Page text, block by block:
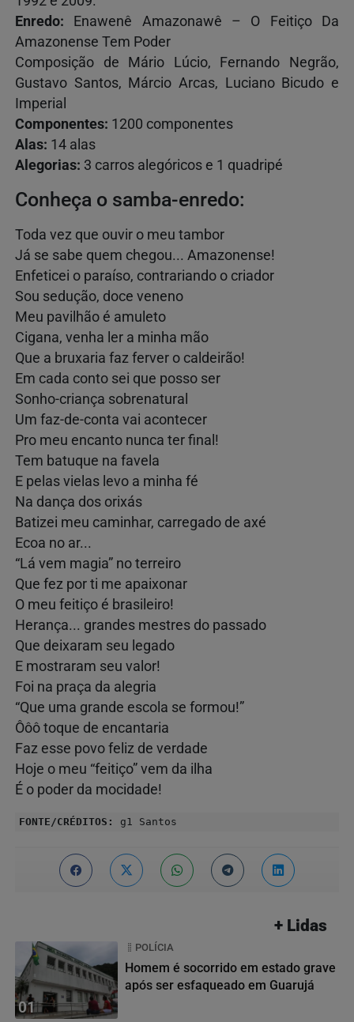
Enredo:
Enawenê Amazonawê – O Feitiço Da
Amazonense Tem Poder
Composição de Mário Lúcio, Fernando Negrão,
Gustavo Santos, Márcio Arcas, Luciano Bicudo e
Imperial
Componentes: 1200 componentes
Alas: 14 alas
Alegorias: 3 carros alegóricos e 1 quadripé
Conheça o samba-enredo:
Toda vez que ouvir o meu tambor
Já se sabe quem chegou... Amazonense!
Enfeticei o paraíso, contrariando o criador
Sou sedução, doce veneno
Meu pavilhão é amuleto
Cigana, venha ler a minha mão
Que a bruxaria faz ferver o caldeirão!
Em cada conto sei que posso ser
Sonho-criança sobrenatural
Um faz-de-conta vai acontecer
Pro meu encanto nunca ter final!
Tem batuque na favela
E pelas vielas levo a minha fé
Na dança dos orixás
Batizei meu caminhar, carregado de axé
Ecoa no ar...
“Lá vem magia” no terreiro
Que fez por ti me apaixonar
O meu feitiço é brasileiro!
Herança... grandes mestres do passado
Que deixaram seu legado
E mostraram seu valor!
Foi na praça da alegria
“Que uma grande escola se formou!”
Ôôô toque de encantaria
Faz esse povo feliz de verdade
Hoje o meu “feitiço” vem da ilha
É o poder da mocidade!
FONTE/CRÉDITOS: g1 Santos
+ Lidas
01
POLÍCIA
Homem é socorrido em estado grave
após ser esfaqueado em Guarujá